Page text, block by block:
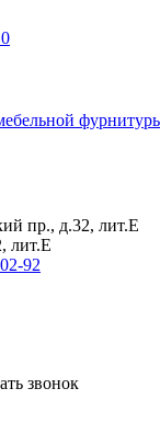
0
пр., д.32, лит.Е
лит.Е
92
звонок